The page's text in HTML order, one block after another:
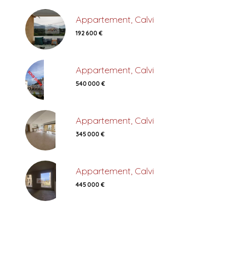
Appartement, Calvi
192 600 €
Appartement, Calvi
540 000 €
Appartement, Calvi
345 000 €
Appartement, Calvi
445 000 €